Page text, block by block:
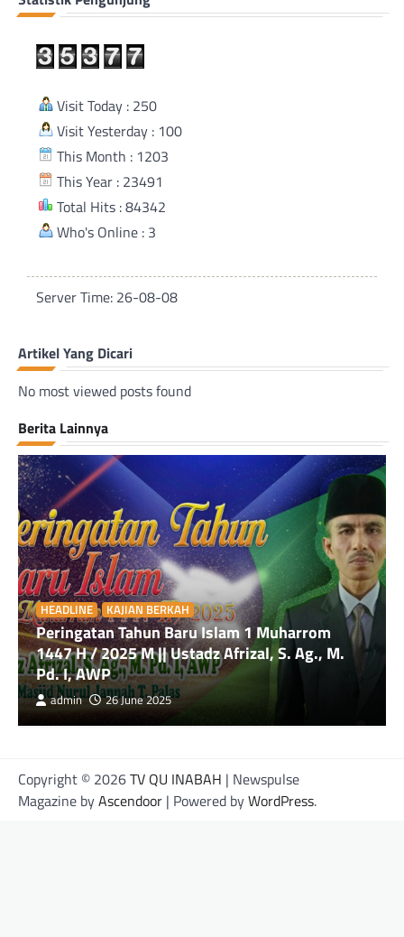
Visit Today : 250
Visit Yesterday : 100
This Month : 1203
This Year : 23491
Total Hits : 84342
Who's Online : 3
Server Time: 26-08-08
Artikel Yang Dicari
No most viewed posts found
Berita Lainnya
HEADLINE KAJIAN BERKAH
Peringatan Tahun Baru Islam 1 Muharrom
1447 H / 2025 M || Ustadz Afrizal, S. Ag., M.
Pd. I, AWP
admin 26 June 2025
Copyright © 2026TV QU INABAH | Newspulse
Magazine byAscendoor | Powered byWordPress.